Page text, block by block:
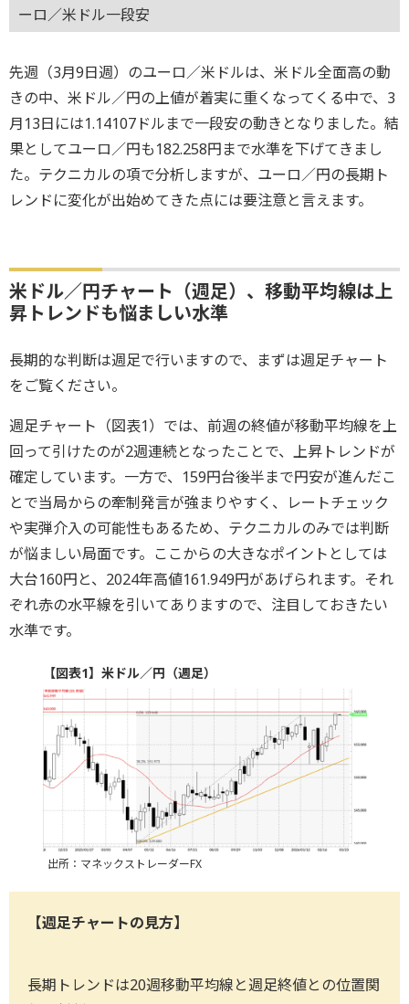
ーロ／米ドル一段安
先週（3月9日週）のユーロ／米ドルは、米ドル全面高の動
きの中、米ドル／円の上値が着実に重くなってくる中で、3
月13日には1.14107ドルまで一段安の動きとなりました。結
果としてユーロ／円も182.258円まで水準を下げてきまし
た。テクニカルの項で分析しますが、ユーロ／円の長期ト
レンドに変化が出始めてきた点には要注意と言えます。
米ドル／円チャート（週足）、移動平均線は上
昇トレンドも悩ましい水準
長期的な判断は週足で行いますので、まずは週足チャート
をご覧ください。
週足チャート（図表1）では、前週の終値が移動平均線を上
回って引けたのが2週連続となったことで、上昇トレンドが
確定しています。一方で、159円台後半まで円安が進んだこ
とで当局からの牽制発言が強まりやすく、レートチェック
や実弾介入の可能性もあるため、テクニカルのみでは判断
が悩ましい局面です。ここからの大きなポイントとしては
大台160円と、2024年高値161.949円があげられます。それ
ぞれ赤の水平線を引いてありますので、注目しておきたい
水準です。
【図表1】米ドル／円（週足）
出所：マネックストレーダーFX
【週足チャートの見方】
長期トレンドは20週移動平均線と週足終値との位置関